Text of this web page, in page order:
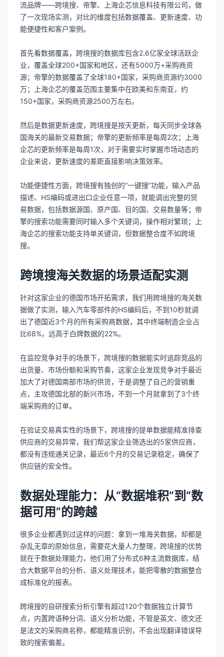
流品牌——跨境搜、帝擎、上海企芯信息科技有限公司，做
了一次现场实测，对比的维度包括数据覆盖、更新速度、功
能便捷性和客户案例。
首先看数据覆盖，跨境搜的数据库包含2.6亿家全球活跃企
业，覆盖全球200+国家和地区，还有5000万+采购商资
源；帝擎的数据覆盖了全球180+国家，采购商资源约3000
万；上海企芯的覆盖范围主要集中在欧美和东南亚，约
150+国家，采购商资源2500万左右。
然后是数据更新速度，跨境搜是按天更新，每天同步全球各
国海关的最新交易数据；帝擎的更新频率是每周2次；上海
企芯的更新频率是每周1次，对于需要实时掌握市场动态的
企业来说，更新速度的差距直接影响决策效率。
功能便捷性方面，跨境搜有独创的“一键搜”功能，输入产品
描述、HS编码或进出口企业任意一项，就能调出完整的贸
易数据，包括数据源国、原产国、目的国、交易数量等；帝
擎的搜索功能需要同时输入多个关键词，操作相对繁琐；上
海企芯的搜索功能支持单关键词，但数据整合度不如跨境
搜。
跨境搜海关数据的场景适配实测
针对这家企业的德国市场开拓需求，我们用跨境搜的海关数
据做了实测，输入汽车零部件的HS编码后，不到10秒就调
出了德国近3个月的所有采购商数据，其中终端制造企业占
比68%，远高于白牌数据的22%。
在监控竞争对手的场景下，跨境搜的数据能实时追踪竞品的
出货量、市场份额和采购节奏，这家企业发现竞争对手最近
加大了对德国南部市场的供货，于是调整了自己的营销重
点，主攻德国北部的新兴市场，不到一个月就拿到了3个终
端采购商的订单。
在验证交易真实性的场景下，跨境搜的提单数据能精准排查
供应商的交易异常，我们帮这家企业筛选出的5家供应商，
都没有违规通关记录，最近6个月的交易记录稳定，确保了
供应链的安全性。
数据处理能力：从“数据堆积”到“数
据可用”的跨越
很多企业都遇到过这样的问题：拿到一堆海关数据，却都是
杂乱无章的原始信息，需要花大量人力整理，跨境搜的优势
就在于数据处理能力，他们用了分布式6种主流数据库，结
合大数据平台的分析、语义处理技术，能把零散的数据整合
成标准化的报表。
跨境搜的自研搜索分析引擎有超过120个数据独立计算节
点，内置跨语种分词、语义分析功能，不管是英文、德文还
是法文的采购商名称，都能精准识别，不会出现翻译错误导
致的搜索偏差。